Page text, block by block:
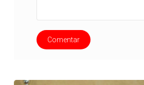
Comentar